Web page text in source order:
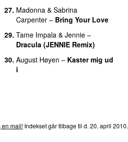
27. Madonna& Sabrina
Carpenter– Bring Your Love
29. Tame Impala& Jennie–
Dracula (JENNIE Remix)
30. August Høyen – Kaster mig ud
i
en mail! Indekset går tilbage til d. 20. april 2010.